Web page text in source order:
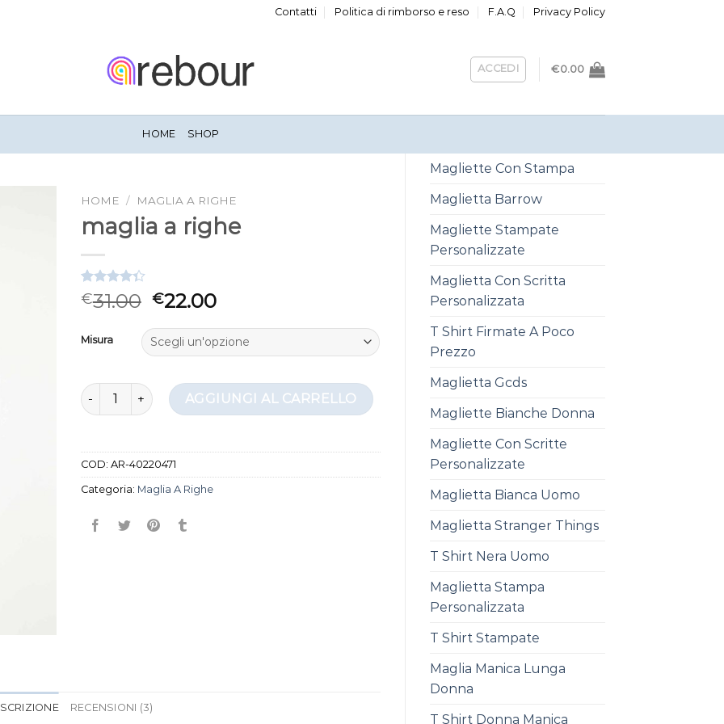
Contatti Politica di rimborso e reso F.A.Q Privacy Policy
ACCEDI €0.00
HOME SHOP
Magliette Con Stampa
Maglietta Barrow
Magliette Stampate
Personalizzate
Maglietta Con Scritta
Personalizzata
T Shirt Firmate A Poco
Prezzo
Maglietta Gcds
Magliette Bianche Donna
Magliette Con Scritte
Personalizzate
Maglietta Bianca Uomo
Maglietta Stranger Things
T Shirt Nera Uomo
Maglietta Stampa
Personalizzata
T Shirt Stampate
Maglia Manica Lunga
Donna
T Shirt Donna Manica
HOME / MAGLIA A RIGHE
maglia a righe
Valutato
4.33su 5
3
recensioni
€31.00 €22.00
Misura
maglia a righe quantitàAGGIUNGI AL CARRELLO
COD: AR-40220471
Categoria: Maglia A Righe
RECENSIONI (3)